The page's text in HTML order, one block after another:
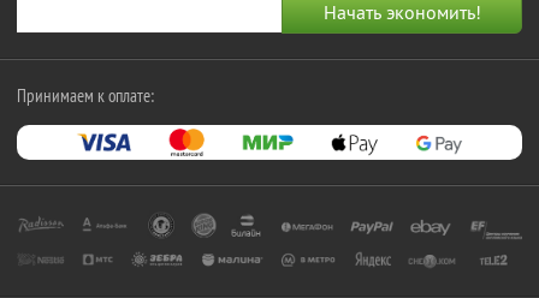
Принимаем к оплате: